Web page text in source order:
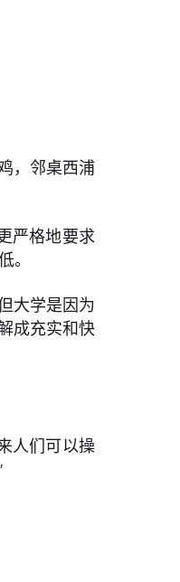
，邻桌西浦
严格地要求
。
大学是因为
成充实和快
人们可以操